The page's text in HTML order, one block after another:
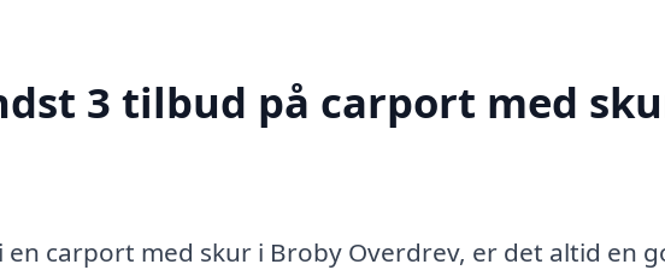
3 tilbud på carport med
carport med skur i Broby Overdrev, er det altid en